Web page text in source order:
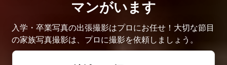
マンがいます
入学・卒業写真の出張撮影はプロにお任せ！大切な節目
の家族写真撮影は、プロに撮影を依頼しましょう。